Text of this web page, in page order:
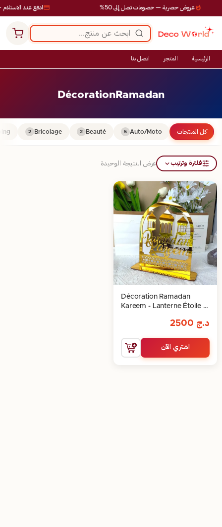
ادفع عند الاستلام عروض حصرية — خصومات تصل إلى 50%
الرئيسية المتجر اتصل بنا
DécorationRamadan
كل المنتجات Auto/Moto
5
Beauté
2
Bricolage
2
فلترة وترتيب عرض النتيجة الوحيدة
Décoration Ramadan
Kareem - Lanterne Étoile et
د.ج
اشتري الآن